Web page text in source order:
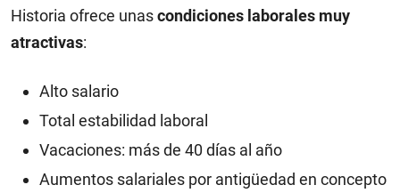
Historia ofrece unascondiciones laborales muy
atractivas:
Alto salario
Total estabilidad laboral
Vacaciones: más de 40 días al año
Aumentos salariales por antigüedad en concepto